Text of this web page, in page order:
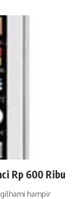
Rp 600 Ribu
hampir